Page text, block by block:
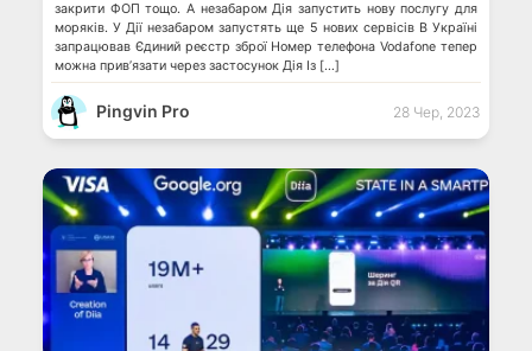
закрити ФОП тощо. А незабаром Дія запустить нову послугу для
моряків. У Дії незабаром запустять ще 5 нових сервісів В Україні
запрацював Єдиний реєстр зброї Номер телефона Vodafone тепер
можна привʼязати через застосунок Дія Із […]
Pingvin Pro 28 Чер, 2023